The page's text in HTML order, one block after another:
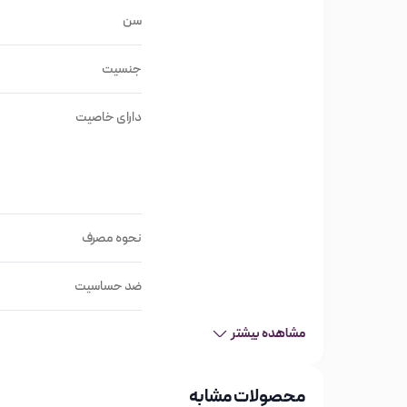
ضد آب (قابلیت استفاده زیر دوش) : دارد
سن
جنسیت
دارای خاصیت
نحوه مصرف
ضد حساسیت
مشاهده بیشتر
محصولات مشابه